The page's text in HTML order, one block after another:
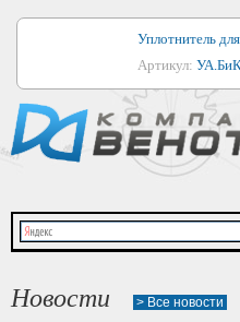
Уплотнитель
Артикул:
Уплотнитель
Артикул:1044
Уплотнитель
Артикул:
Уплотнитель
Новости > Все новости